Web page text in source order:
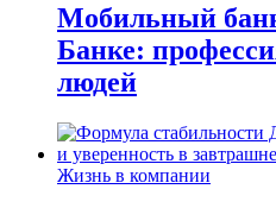
Мобильный
Банке:
людей
Жизнь в компании